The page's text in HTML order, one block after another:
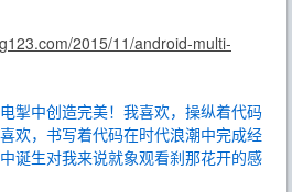
2015/11/android-multi-
掣中创造完美！我喜欢，操纵着代码
欢，书写着代码在时代浪潮中完成经
诞生对我来说就象观看刹那花开的感